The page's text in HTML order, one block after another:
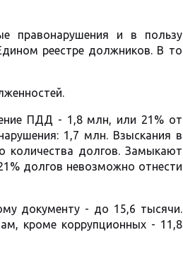
правонарушения и в пользу
реестре должников. В то
ПДД - 1,8 млн, или 21% от
1,7 млн. Взыскания в
количества долгов. Замыкают
долгов невозможно отнести
документу - до 15,6 тысячи.
кроме коррупционных - 11,8